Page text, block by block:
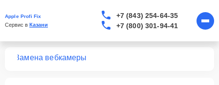
Apple Profi Fix
Сервис в Казани
+7 (843) 254-64-35
+7 (800) 301-94-41
Замена вебкамеры